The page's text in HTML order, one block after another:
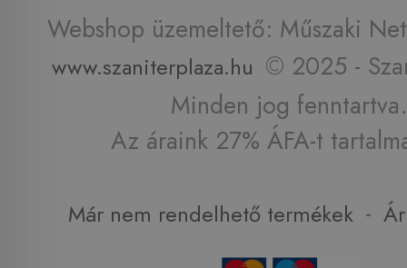
Webshop üzemeltető: Műszaki
www.szaniterplaza.hu © 2025 -
Minden jog fenntartva.
Az áraink 27% ÁFA-t
Már nem rendelhető termékek -